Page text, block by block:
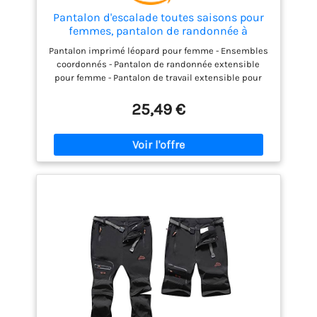
Pantalon d'escalade toutes saisons pour
femmes, pantalon de randonnée à
séchage rapide, coupe-vent et
imperméable, Rouge, 4XL
Pantalon imprimé léopard pour femme - Ensembles
coordonnés - Pantalon de randonnée extensible
pour femme - Pantalon de travail extensible pour
cargo pour femme - Pantalon capris pour femme été
2025 - Tenues de tai chi en coton et lin - Pantalon
rayé grande taille - Salopettes - Legging de
maternité avec poches - Pantalon en lin mélangé
pour femme - Salopettes pour femme - Pantalon de
parachute pour femme - Short de randonnée pour
décontracté pour femme Pantalons rouges pour
femmes pantalons de voyage pantalons en denim
leggings floraux pour femmes pantalons de yoga
pour femmes leggings pour femmes pantalons de
jogging pour femmes pantalons chino pour femmes
pantalons de randonnée pour femmes pantalons
rouges leggings bleu marine leggings capri avec
25,49 €